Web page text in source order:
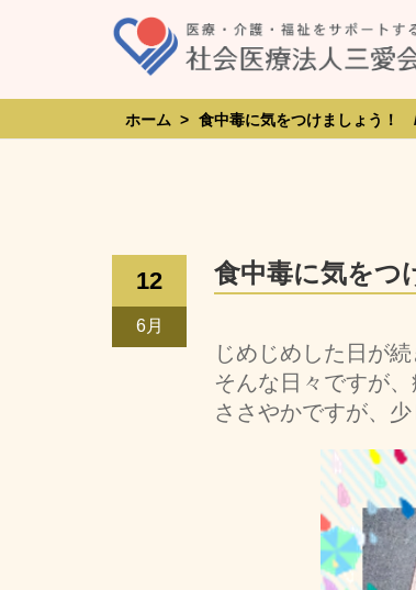
ホーム > 食中毒に気をつけましょう
12
6月
食中毒に気を
じめじめした日が
そんな日々ですが
ささやかですが、